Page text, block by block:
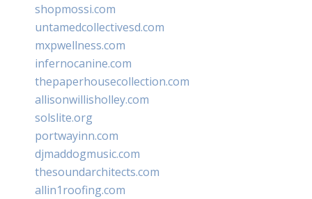
shopmossi.com
untamedcollectivesd.com
mxpwellness.com
infernocanine.com
thepaperhousecollection.com
allisonwillisholley.com
solslite.org
portwayinn.com
djmaddogmusic.com
thesoundarchitects.com
allin1roofing.com